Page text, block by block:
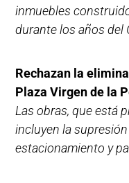
inmuebles
durante los años del
Rechazan la
Plaza Virgen de la
Las obras, que está
incluyen la
estacionamiento y